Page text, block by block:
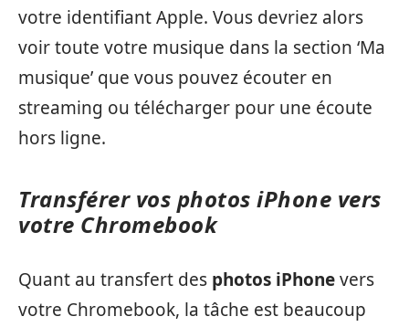
votre identifiant Apple. Vous devriez alors
voir toute votre musique dans la section ‘Ma
musique’ que vous pouvez écouter en
streaming ou télécharger pour une écoute
hors ligne.
Transférer vos photos iPhone vers
votre Chromebook
Quant au transfert des photos iPhonevers
votre Chromebook, la tâche est beaucoup